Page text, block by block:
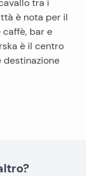
tra i
è nota per il
bar e
è il centro
destinazione